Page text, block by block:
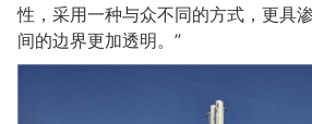
性，采用一种与众不同的方式，更具
间的边界更加透明。”